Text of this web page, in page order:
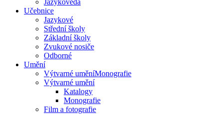
Učebnice
Jazykové
Střední školy
Základní školy
Zvukové nosiče
Odborné
Umění
Výtvarné uměníMonografie
Výtvarné umění
Katalogy
Monografie
Film a fotografie